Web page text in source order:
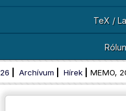
TeX /
Archívum Hírek MEMO,